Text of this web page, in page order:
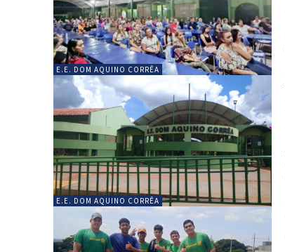
E.E. DOM AQUINO CORRÊA
E.E. DOM AQUINO CORRÊA